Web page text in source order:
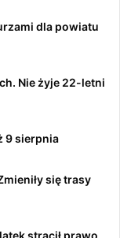
dla powiatu
Nie żyje 22-letni
9 sierpnia
się trasy
stracił prawo